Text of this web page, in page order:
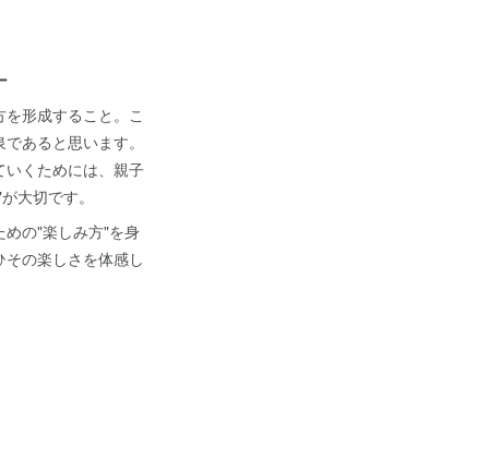
形成すること。こ
あると思います。
くためには、親子
大切です。
の"楽しみ方"を身
の楽しさを体感し